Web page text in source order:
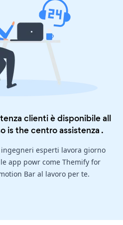
clienti è disponibile all
is thecentro assistenza .
esperti lavora giorno
app powr come Themify for
Bar al lavoro per te.